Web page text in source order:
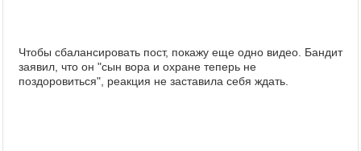
Чтобы сбалансировать пост, покажу еще одно видео. Бандит
заявил, что он "сын вора и охране теперь не
поздоровиться", реакция не заставила себя ждать.